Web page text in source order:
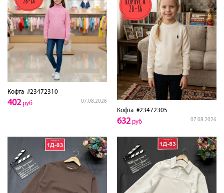
Кофта #23472310
07.08.2026
402руб
Кофта #23472305
07.08.2026
632руб